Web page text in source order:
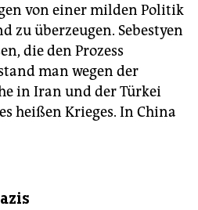
von einer milden Politik
zu überzeugen. Sebestyen
die den Prozess
man wegen der
in Iran und der Türkei
heißen Krieges. In China